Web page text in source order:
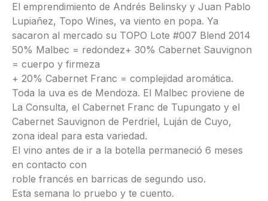
El emprendimiento de Andrés Belinsky y Juan Pablo
Lupiañez, Topo Wines, va viento en popa. Ya
sacaron al mercado su TOPO Lote #007 Blend 2014
50% Malbec = redondez+ 30% Cabernet Sauvignon
= cuerpo y firmeza
+ 20% Cabernet Franc = complejidad aromática.
Toda la uva es de Mendoza. El Malbec proviene de
La Consulta, el Cabernet Franc de Tupungato y el
Cabernet Sauvignon de Perdriel, Luján de Cuyo,
zona ideal para esta variedad.
El vino antes de ir a la botella permaneció 6 meses
en contacto con
roble francés en barricas de segundo uso.
Esta semana lo pruebo y te cuento.